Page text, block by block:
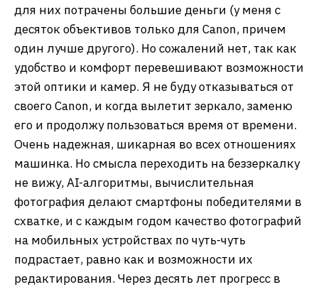
для них потрачены большие деньги (у меня с
десяток объективов только для Canon, причем
один лучше другого). Но сожалений нет, так как
удобство и комфорт перевешивают возможности
этой оптики и камер. Я не буду отказываться от
своего Canon, и когда вылетит зеркало, заменю
его и продолжу пользоваться время от времени.
Очень надежная, шикарная во всех отношениях
машинка. Но смысла переходить на беззеркалку
не вижу, AI-алгоритмы, вычислительная
фотография делают смартфоны победителями в
схватке, и с каждым годом качество фотографий
на мобильных устройствах по чуть-чуть
подрастает, равно как и возможности их
редактирования. Через десять лет прогресс в